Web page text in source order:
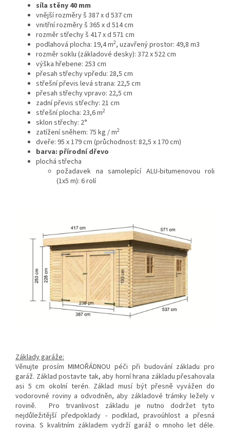
síla stěny 40 mm
vnější rozměry š 387 x d 537 cm
vnitřní rozměry š 365 x d 514 cm
rozměr střechy š 417 x d 571 cm
podlahová plocha: 19,4 m2, uzavřený prostor: 49,8 m3
rozměr soklu (základové desky): 372 x 522 cm
výška hřebene: 253 cm
přesah střechy vpředu: 28,5 cm
střešní převis levá strana: 22,5 cm
přesah střechy vpravo: 22,5 cm
zadní převis střechy: 21 cm
střešní plocha: 23,6 m2
sklon střechy: 2°
zatížení sněhem: 75 kg / m2
dveře: 95 x 179 cm (průchodnost: 82,5 x 170 cm)
barva: přírodní dřevo
plochá střecha
požadavek na samolepící ALU-bitumenovou roli
(1x5 m): 6 rolí
Základy garáže:
Věnujte prosím MIMOŘÁDNOU péči při budování základu pro
garáž. Základ postavte tak, aby horní hrana základu přesahovala
asi 5 cm okolní terén. Základ musí být přesně vyvážen do
vodorovné roviny a odvodněn, aby základové trámky ležely v
rovině. Pro trvanlivost základu je nutno dodržet tyto
nejdůležitější předpoklady - podklad, pravoúhlost a přesná
rovina. S kvalitním základem vydrží garáž o mnoho let déle.